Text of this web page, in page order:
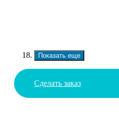
Показать еще
Сделать заказ